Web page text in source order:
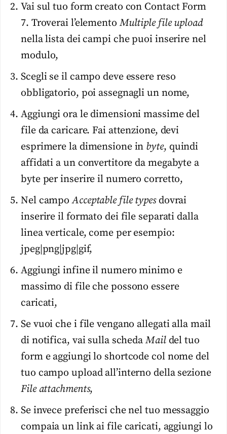
Vai sul tuo form creato con Contact Form
7. Troverai l’elemento Multiple file upload
nella lista dei campi che puoi inserire nel
modulo,
Scegli se il campo deve essere reso
obbligatorio, poi assegnagli un nome,
Aggiungi ora le dimensioni massime del
file da caricare. Fai attenzione, devi
esprimere la dimensione in byte, quindi
affidati a un convertitore da megabyte a
byte per inserire il numero corretto,
Nel campoAcceptable file typesdovrai
inserire il formato dei file separati dalla
linea verticale, come per esempio:
jpeg|png|jpg|gif,
Aggiungi infine il numero minimo e
massimo di file che possono essere
caricati,
Se vuoi che i file vengano allegati alla mail
di notifica, vai sulla scheda Maildel tuo
form e aggiungi lo shortcode col nome del
tuo campo upload all’interno della sezione
File attachments,
Se invece preferisci che nel tuo messaggio
compaia un link ai file caricati, aggiungi lo